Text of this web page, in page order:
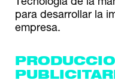
Tecnología de la
para desarrollar la
empresa.